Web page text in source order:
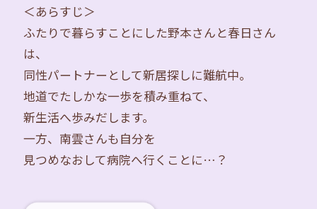
＜あらすじ＞
ふたりで暮らすことにした野本さんと春日さん
は、
同性パートナーとして新居探しに難航中。
地道でたしかな一歩を積み重ねて、
新生活へ歩みだします。
一方、南雲さんも自分を
見つめなおして病院へ行くことに…？